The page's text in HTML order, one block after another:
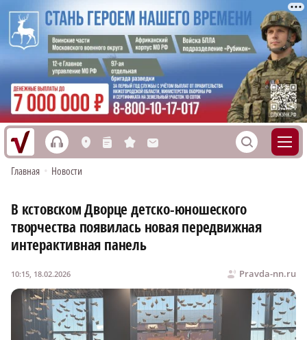
h L n s M S
Главная • Новости
В кстовском Дворце детско-юношеского
творчества появилась новая передвижная
интерактивная панель
Pravda-nn.ru
10:15, 18.02.2026